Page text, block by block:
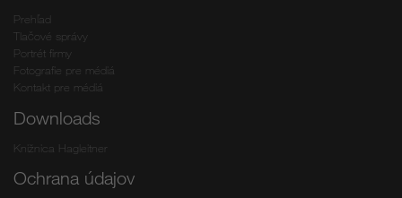
Prehľad
Tlačové správy
Portrét firmy
Fotografie pre médiá
Kontakt pre médiá
Downloads
Knižnica Hagleitner
Ochrana údajov